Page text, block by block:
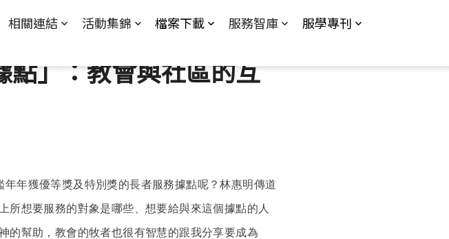
相關連結 活動集錦 檔案下載 服務智庫 服學專刊
」：教會與社區的互
年獲優等獎及特別獎的長者服務據點呢？林惠明傳道
所想要服務的對象是哪些、想要給與來這個據點的人
的幫助，教會的牧者也很有智慧的跟我分享要成為